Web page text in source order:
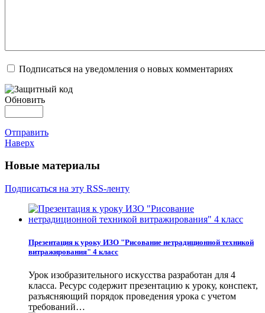
Подписаться на уведомления о новых комментариях
Обновить
Отправить
Наверх
Новые материалы
Подписаться на эту RSS-ленту
Презентация к уроку ИЗО "Рисование нетрадиционной техникой
витражирования" 4 класс
Урок изобразительного искусства разработан для 4
класса. Ресурс содержит презентацию к уроку, конспект,
разъясняющий порядок проведения урока с учетом
требований…